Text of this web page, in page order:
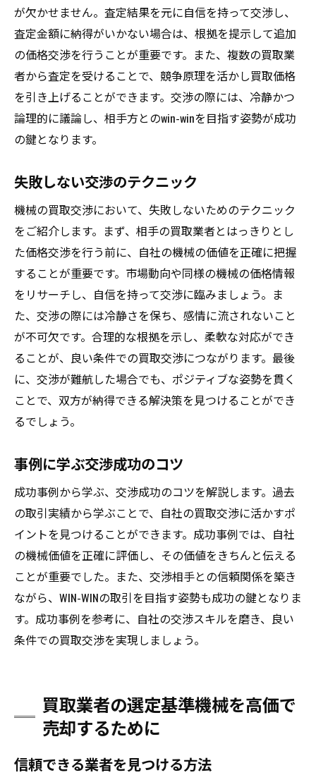
が欠かせません。査定結果を元に自信を持って交渉し、
査定金額に納得がいかない場合は、根拠を提示して追加
の価格交渉を行うことが重要です。また、複数の買取業
者から査定を受けることで、競争原理を活かし買取価格
を引き上げることができます。交渉の際には、冷静かつ
論理的に議論し、相手方とのwin-winを目指す姿勢が成功
の鍵となります。
失敗しない交渉のテクニック
機械の買取交渉において、失敗しないためのテクニック
をご紹介します。まず、相手の買取業者とはっきりとし
た価格交渉を行う前に、自社の機械の価値を正確に把握
することが重要です。市場動向や同様の機械の価格情報
をリサーチし、自信を持って交渉に臨みましょう。ま
た、交渉の際には冷静さを保ち、感情に流されないこと
が不可欠です。合理的な根拠を示し、柔軟な対応ができ
ることが、良い条件での買取交渉につながります。最後
に、交渉が難航した場合でも、ポジティブな姿勢を貫く
ことで、双方が納得できる解決策を見つけることができ
るでしょう。
事例に学ぶ交渉成功のコツ
成功事例から学ぶ、交渉成功のコツを解説します。過去
の取引実績から学ぶことで、自社の買取交渉に活かすポ
イントを見つけることができます。成功事例では、自社
の機械価値を正確に評価し、その価値をきちんと伝える
ことが重要でした。また、交渉相手との信頼関係を築き
ながら、WIN-WINの取引を目指す姿勢も成功の鍵となりま
す。成功事例を参考に、自社の交渉スキルを磨き、良い
条件での買取交渉を実現しましょう。
買取業者の選定基準機械を高価で
売却するために
信頼できる業者を見つける方法